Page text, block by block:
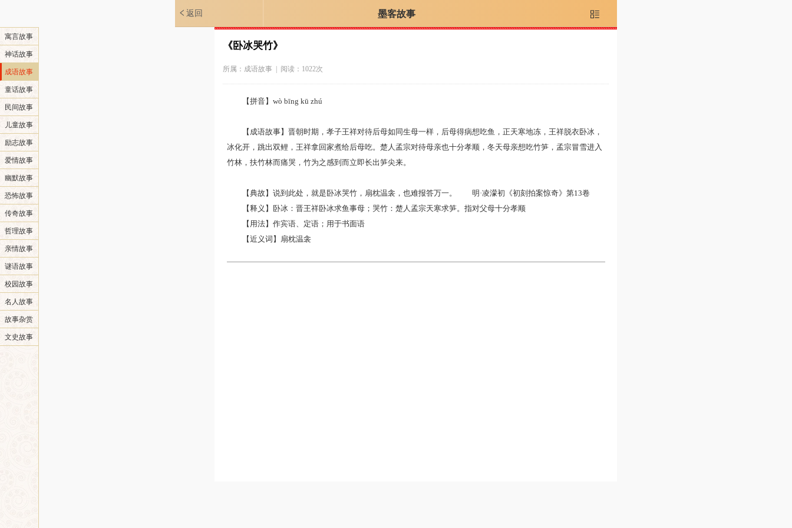
返回 墨客故事 
寓言故事
神话故事
成语故事
童话故事
民间故事
儿童故事
励志故事
爱情故事
幽默故事
恐怖故事
传奇故事
哲理故事
亲情故事
谜语故事
校园故事
名人故事
故事杂赏
文史故事
《卧冰哭竹》
所属： 成语故事| 阅读：1022次
【拼音】wò bīng kū zhú
【成语故事】晋朝时期，孝子王祥对待后母如同生母一样，后母得病想吃鱼，正天寒地冻，王祥脱衣卧冰，
冰化开，跳出双鲤，王祥拿回家煮给后母吃。楚人孟宗对待母亲也十分孝顺，冬天母亲想吃竹笋，孟宗冒雪进入
竹林，扶竹林而痛哭，竹为之感到而立即长出笋尖来。
【典故】说到此处，就是卧冰哭竹，扇枕温衾，也难报答万一。 明·凌濛初《初刻拍案惊奇》第13卷
【释义】卧冰：晋王祥卧冰求鱼事母；哭竹：楚人孟宗天寒求笋。指对父母十分孝顺
【用法】作宾语、定语；用于书面语
【近义词】扇枕温衾